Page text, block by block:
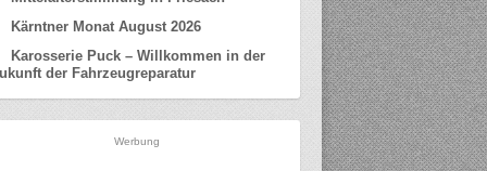
Kärntner Monat August 2026
Karosserie Puck – Willkommen in der
der Fahrzeugreparatur
Werbung